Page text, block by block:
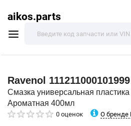
aikos.parts
Ravenol 111211000101999
Смазка универсальная
Ароматная 400мл
0 оценок О бренде